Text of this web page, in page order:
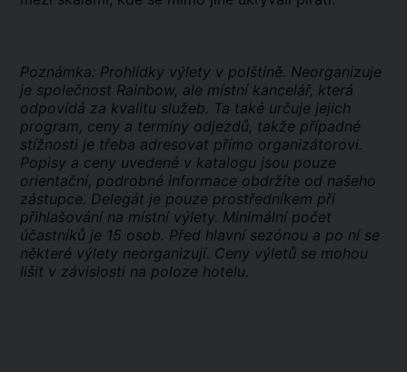
Poznámka: Prohlídky výlety v polštině. Neorganizuje
je společnost Rainbow, ale místní kancelář, která
odpovídá za kvalitu služeb. Ta také určuje jejich
program, ceny a termíny odjezdů, takže případné
stížnosti je třeba adresovat přímo organizátorovi.
Popisy a ceny uvedené v katalogu jsou pouze
orientační, podrobné informace obdržíte od našeho
zástupce. Delegát je pouze prostředníkem při
přihlašování na místní výlety. Minimální počet
účastníků je 15 osob. Před hlavní sezónou a po ní se
některé výlety neorganizují. Ceny výletů se mohou
lišit v závislosti na poloze hotelu.